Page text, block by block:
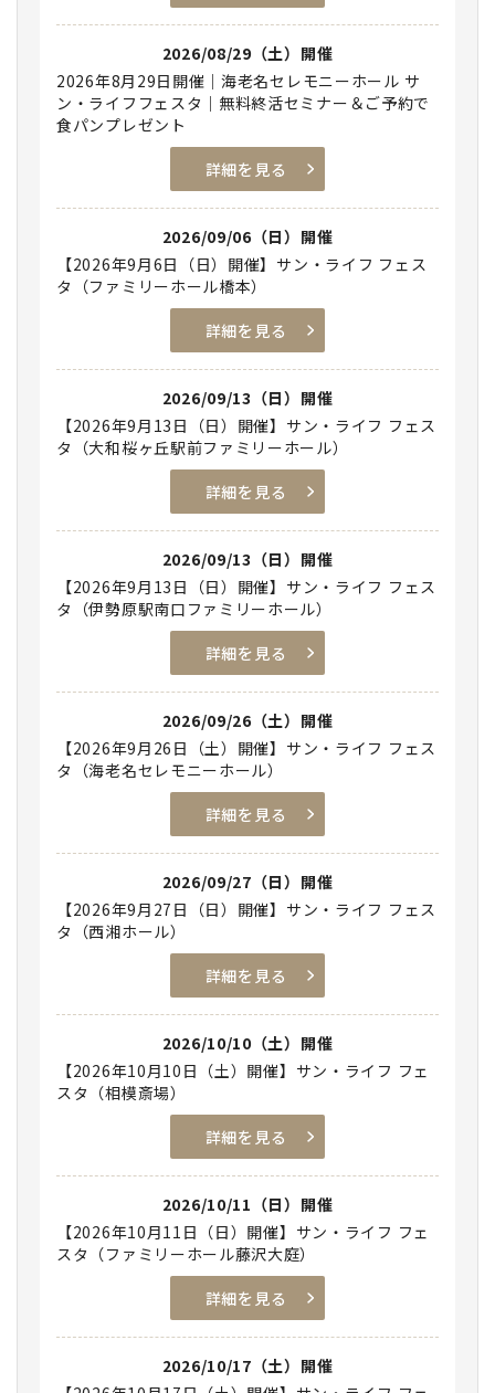
2026/08/29（土）開催
2026年8月29日開催｜海老名セレモニーホール サ
ン・ライフフェスタ｜無料終活セミナー＆ご予約で
食パンプレゼント
詳細を見る
2026/09/06（日）開催
【2026年9月6日（日）開催】サン・ライフ フェス
タ（ファミリーホール橋本）
詳細を見る
2026/09/13（日）開催
【2026年9月13日（日）開催】サン・ライフ フェス
タ（大和桜ヶ丘駅前ファミリーホール）
詳細を見る
2026/09/13（日）開催
【2026年9月13日（日）開催】サン・ライフ フェス
タ（伊勢原駅南口ファミリーホール）
詳細を見る
2026/09/26（土）開催
【2026年9月26日（土）開催】サン・ライフ フェス
タ（海老名セレモニーホール）
詳細を見る
2026/09/27（日）開催
【2026年9月27日（日）開催】サン・ライフ フェス
タ（西湘ホール）
詳細を見る
2026/10/10（土）開催
【2026年10月10日（土）開催】サン・ライフ フェ
スタ（相模斎場）
詳細を見る
2026/10/11（日）開催
【2026年10月11日（日）開催】サン・ライフ フェ
スタ（ファミリーホール藤沢大庭）
詳細を見る
2026/10/17（土）開催